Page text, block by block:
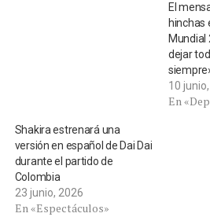
El
hinchas
Mundial
dejar
10
En
Shakira estrenará una
versión en español de Dai Dai
durante el partido de
Colombia
23 junio, 2026
En «Espectáculos»